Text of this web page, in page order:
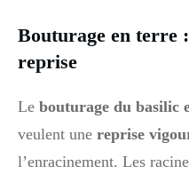
Bouturage en terre
reprise
Le bouturage du basilic
veulent une reprise
l’enracinement. Les